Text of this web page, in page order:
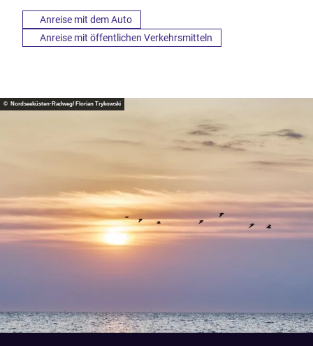
Anreise mit dem Auto
Anreise mit öffentlichen Verkehrsmitteln
© Nordseeküsten-Radweg/ Florian Trykowski